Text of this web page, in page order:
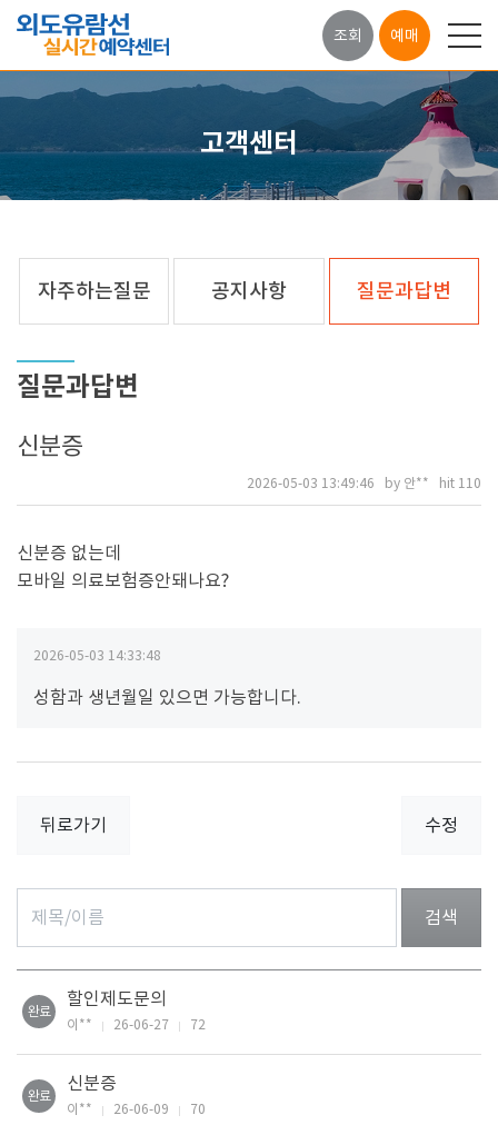
조회 예매
고객센터
자주하는질문 공지사항 질문과답변
질문과답변
신분증
2026-05-03 13:49:46 by 안** hit 110
신분증 없는데
모바일 의료보험증안돼나요?
2026-05-03 14:33:48
성함과 생년월일 있으면 가능합니다.
뒤로가기 수정
검색
완료
할인제도문의
이** 26-06-27 72
완료
신분증
이** 26-06-09 70